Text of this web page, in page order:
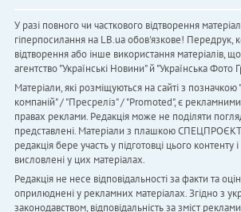
У разі повного чи часткового відтворення
гіперпосилання на LB.ua обов'язкове! Передрук,
відтворення або інше використання матеріалів,
агентство "Українськi Новини" й "Українська Фото
Матеріали, які розміщуються на сайті з
компаній" / "Пресреліз" / "Promoted", є
правах реклами. Редакція може не поділяти
представлені. Матеріали з плашкою
редакція бере участь у підготовці цього контенту
висловлені у цих матеріалах.
Редакція не несе відповідальності за факти та
оприлюднені у рекламних матеріалах. Згідно з
законодавством, відповідальність за зміст